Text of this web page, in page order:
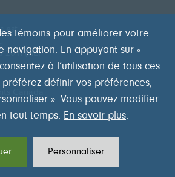
est
20 h (HE)
Canada
témoins pour améliorer votre
navigation. En appuyant sur «
à l’utilisation de tous ces
préférez définir vos préférences,
». Vous pouvez modifier
tout temps. En savoir plus.
Personnaliser